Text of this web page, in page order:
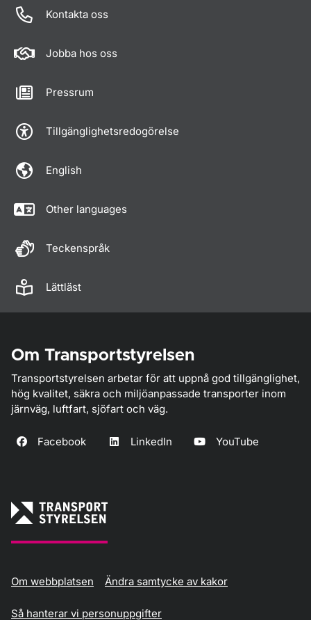
Kontakta oss
Jobba hos oss
Pressrum
Tillgänglighetsredogörelse
English
Other languages
Teckenspråk
Lättläst
Om Transportstyrelsen
Transportstyrelsen arbetar för att uppnå god tillgänglighet,
hög kvalitet, säkra och miljöanpassade transporter inom
järnväg, luftfart, sjöfart och väg.
Facebook LinkedIn YouTube
Om webbplatsen Ändra samtycke av kakor
Så hanterar vi personuppgifter